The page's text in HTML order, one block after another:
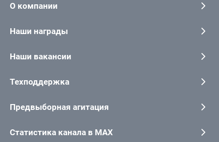
О компании
Наши награды
Наши вакансии
Техподдержка
Предвыборная агитация
Статистика канала в MAX